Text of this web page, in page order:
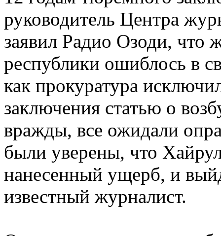
руководитель Центра
заявил Радио Озоди, что
республики ошиблось в
как прокуратура
заключения статью о
вражды, все ожидали
были уверены, что
нанесенный ущерб, и
известный журналист.